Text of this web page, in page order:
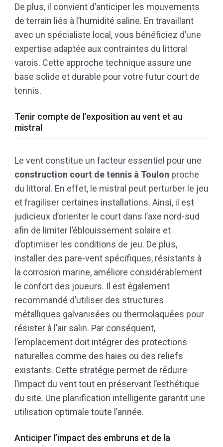
De plus, il convient d’anticiper les mouvements
de terrain liés à l’humidité saline. En travaillant
avec un spécialiste local, vous bénéficiez d’une
expertise adaptée aux contraintes du littoral
varois. Cette approche technique assure une
base solide et durable pour votre futur court de
tennis.
Tenir compte de l’exposition au vent et au
mistral
Le vent constitue un facteur essentiel pour une
construction court de tennis à Toulon proche
du littoral. En effet, le mistral peut perturber le jeu
et fragiliser certaines installations. Ainsi, il est
judicieux d’orienter le court dans l’axe nord-sud
afin de limiter l’éblouissement solaire et
d’optimiser les conditions de jeu. De plus,
installer des pare-vent spécifiques, résistants à
la corrosion marine, améliore considérablement
le confort des joueurs. Il est également
recommandé d’utiliser des structures
métalliques galvanisées ou thermolaquées pour
résister à l’air salin. Par conséquent,
l’emplacement doit intégrer des protections
naturelles comme des haies ou des reliefs
existants. Cette stratégie permet de réduire
l’impact du vent tout en préservant l’esthétique
du site. Une planification intelligente garantit une
utilisation optimale toute l’année.
Anticiper l’impact des embruns et de la